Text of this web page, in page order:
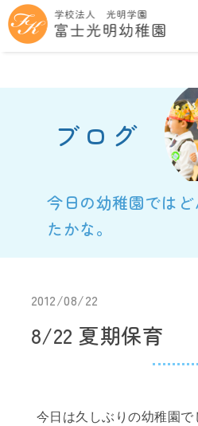
ブログ
今日の幼稚園では
たかな。
2012/08/22
8/22 夏期保育
今日は久しぶりの幼稚園で